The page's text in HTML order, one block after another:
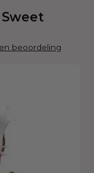
beoordeling